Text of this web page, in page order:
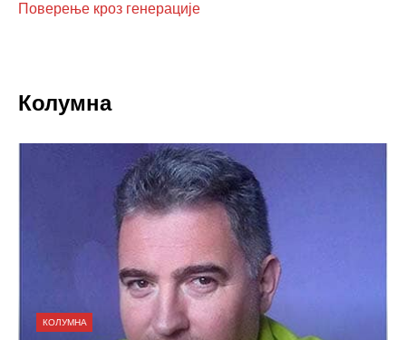
Поверење кроз генерације
Колумна
КОЛУМНА